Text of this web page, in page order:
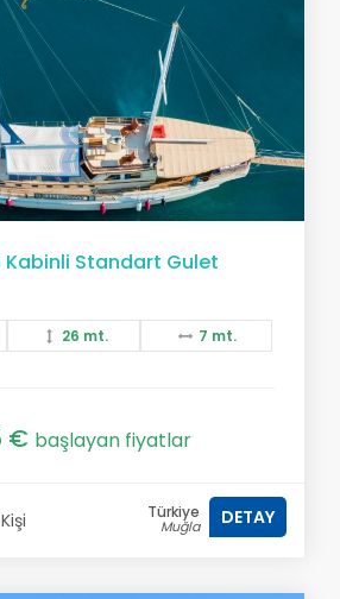
Kabinli Standart Gulet
26 mt. 7 mt.
€ başlayan fiyatlar
Türkiye
Muğla DETAY